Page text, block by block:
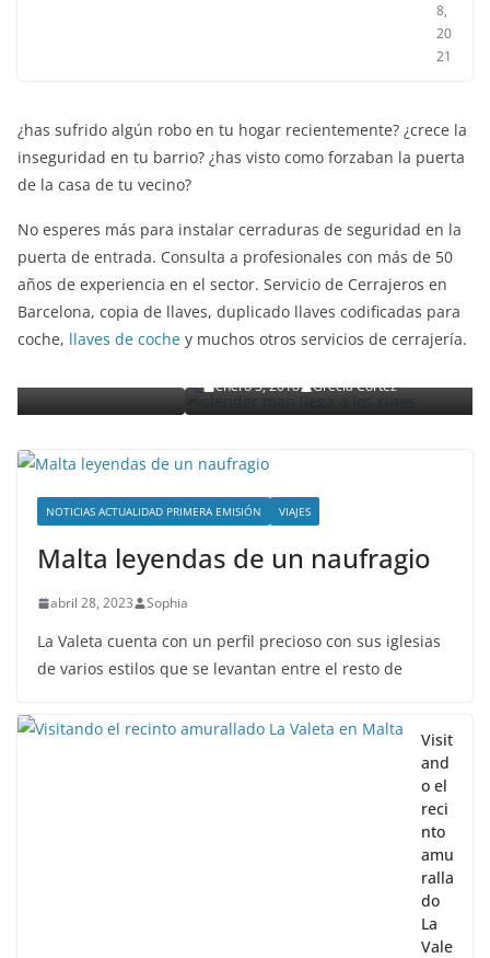
8,
20
21
¿has sufrido algún robo en tu hogar recientemente? ¿crece la
inseguridad en tu barrio? ¿has visto como forzaban la puerta
de la casa de tu vecino?
No esperes más para instalar cerraduras de seguridad en la
puerta de entrada. Consulta a profesionales con más de 50
años de experiencia en el sector. Servicio de Cerrajeros en
Barcelona, copia de llaves, duplicado llaves codificadas para
coche, llaves de coche y muchos otros servicios de cerrajería.
ENTRETENIMIENTO Y CURIOSIDADES LIBROS CINE Y TV
Slender Man llega al cine y te mostramos
detalles
enero 3, 2018 Grecia Cortez
NOTICIAS ACTUALIDAD PRIMERA EMISIÓN VIAJES
Malta leyendas de un naufragio
abril 28, 2023 Sophia
La Valeta cuenta con un perfil precioso con sus iglesias
de varios estilos que se levantan entre el resto de
Visit
and
o el
reci
nto
amu
ralla
do
La
Vale